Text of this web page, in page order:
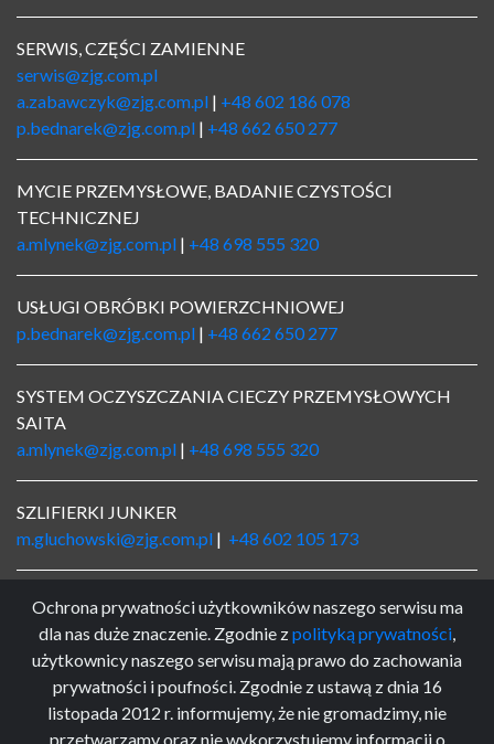
SERWIS, CZĘŚCI ZAMIENNE
serwis@zjg.com.pl
a.zabawczyk@zjg.com.pl | +48 602 186 078
p.bednarek@zjg.com.pl | +48 662 650 277
MYCIE PRZEMYSŁOWE, BADANIE CZYSTOŚCI
TECHNICZNEJ
a.mlynek@zjg.com.pl | +48 698 555 320
USŁUGI OBRÓBKI POWIERZCHNIOWEJ
p.bednarek@zjg.com.pl | +48 662 650 277
SYSTEM OCZYSZCZANIA CIECZY PRZEMYSŁOWYCH
SAITA
a.mlynek@zjg.com.pl | +48 698 555 320
SZLIFIERKI JUNKER
m.gluchowski@zjg.com.pl | +48 602 105 173
LOGISTYKA
logistyka@zjg.com.pl|+48 662 650 234
KSIĘGOWOŚĆ
ksiegowosc@zjg.com.pl|+48 32 234 66 45 w. 26
Ochrona prywatności użytkowników naszego serwisu ma
dla nas duże znaczenie. Zgodnie zpolityką prywatności,
użytkownicy naszego serwisu mają prawo do zachowania
prywatności i poufności. Zgodnie z ustawą z dnia 16
listopada 2012 r. informujemy, że nie gromadzimy, nie
przetwarzamy oraz nie wykorzystujemy informacji o